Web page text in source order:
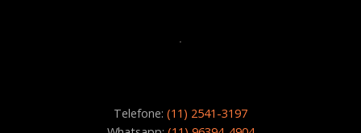
.
Telefone: (11) 2541-3197